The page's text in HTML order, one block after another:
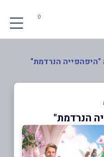
0
"היפהפייה הנרדמת"
הנרדמת"